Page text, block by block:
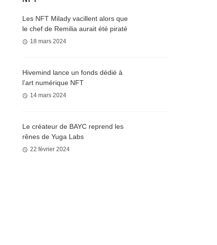
Les NFT Milady vacillent alors que
le chef de Remilia aurait été piraté
18 mars 2024
Hivemind lance un fonds dédié à
l’art numérique NFT
14 mars 2024
Le créateur de BAYC reprend les
rênes de Yuga Labs
22 février 2024